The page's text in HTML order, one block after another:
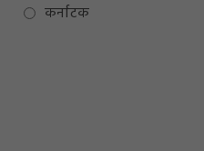
कर्नाटक